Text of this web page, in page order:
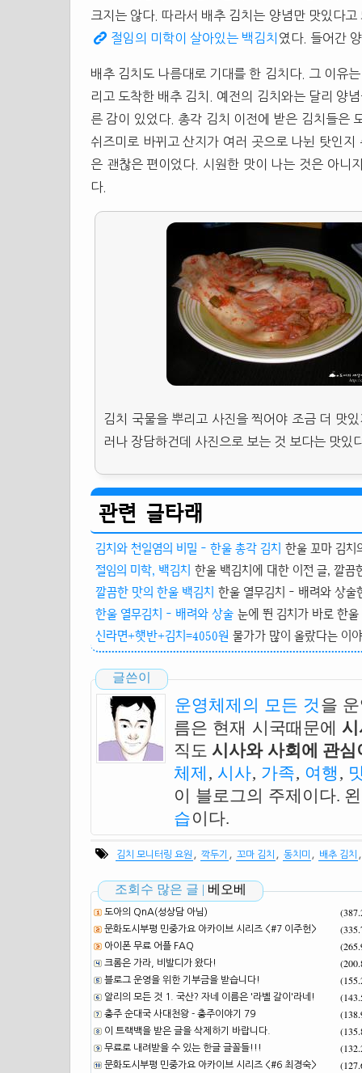
크지는 않다. 따라서 배추 김치는 양념만 맛있다
절임의 미학이 살아있는 백김치 였다. 들어간
배추 김치도 나름대로 기대를 한 김치다. 그 이유
리고 도착한 배추 김치. 예전의 김치와는 달리 양
른 감이 있었다. 총각 김치 이전에 받은 김치들은
쉬즈미로 바뀌고 산지가 여러 곳으로 나뉜 탓인
은 괜찮은 편이었다. 시원한 맛이 나는 것은 아니
다.
김치 국물을 뿌리고 사진을 찍어야 조금 더 맛
러나 장담하건데 사진으로 보는 것 보다는 맛있
관련 글타래
김치와 천일염의 비밀 - 한울 총각 김치 한울 꼬마 김치
절임의 미학, 백김치 한울 백김치에 대한 이전 글, 깔끔
깔끔한 맛의 한울 백김치 한울 열무김치 - 배려와 상술
한울 열무김치 - 배려와 상술 눈에 뛴 김치가 바로 한
신라면+햇반+김치=4050원 물가가 많이 올랐다는 이
글쓴이
운영체제의 모든 것 을
름은 현재 시국때문에
직도 시사와 사회에 관
체제 , 시사, 가족, 여행 ,
이 블로그의 주제이다.
습이다.
김치 모니터링 요원 깍두기 꼬마 김치 동치미 배추 김치
조회수 많은 글 | 베오베
도아의 QnA(성상담 아님)
문화도시부평 민중가요 아카이브 시리즈 <#7 이주헌>
아이폰 무료 어플 FAQ
크롬은 가라, 비발디가 왔다!
블로그 운영을 위한 기부금을 받습니다!
알리의 모든 것 1. 국산? 자네 이름은 '라벨 갈이'라네!
충주 순대국 사대천왕 - 충주이야기 79
이 트랙백을 받은 글을 삭제하기 바랍니다.
무료로 내려받을 수 있는 한글 글꼴들!!!
문화도시부평 민중가요 아카이브 시리즈 <#6 최경숙>